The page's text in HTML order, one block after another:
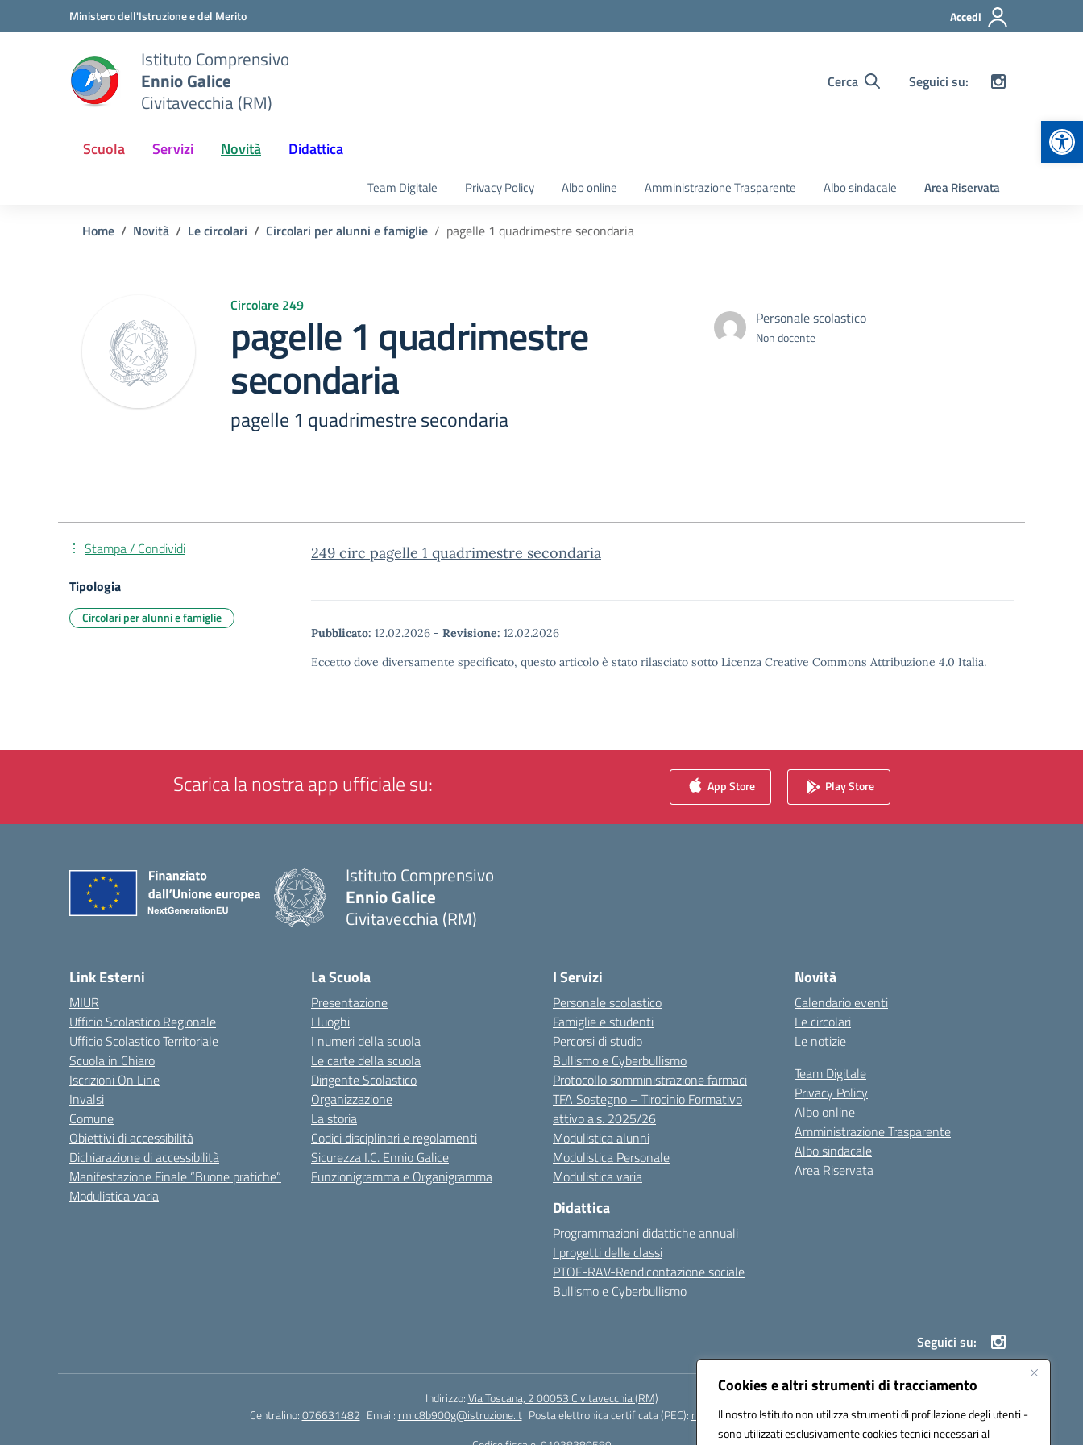
Cookies e altri strumenti di tracciamento
Il nostro Istituto non utilizza strumenti di profilazione degli utenti -
sono utilizzati esclusivamente cookies tecnici necessari al
Vai ai contenuti
Vai al menu di navigazioneMinistero dell'Istruzione e del Merito Accedi
Istituto Comprensivo
Ennio Galice
Civitavecchia (RM)
Cerca Seguici su:
Scuola Servizi Novità Didattica
Team Digitale Privacy Policy Albo online Amministrazione Trasparente Albo sindacale Area Riservata
Home Novità Le circolari Circolari per alunni e famiglie pagelle 1 quadrimestre secondaria
Circolare 249
pagelle 1 quadrimestre
secondaria
pagelle 1 quadrimestre secondaria
Personale scolastico
Non docente
249 circ pagelle 1 quadrimestre secondaria
Pubblicato: 12.02.2026 - Revisione: 12.02.2026
Eccetto dove diversamente specificato, questo articolo è stato rilasciato sotto Licenza Creative Commons Attribuzione 4.0 Italia.
Stampa / Condividi
Tipologia
Circolari per alunni e famiglie
Scarica la nostra app ufficiale su: App Store Play Store
Istituto Comprensivo
Ennio Galice
Civitavecchia (RM)
Link Esterni
MIUR
Ufficio Scolastico Regionale
Ufficio Scolastico Territoriale
Scuola in Chiaro
Iscrizioni On Line
Invalsi
Comune
Obiettivi di accessibilità
Dichiarazione di accessibilità
Manifestazione Finale “Buone pratiche”
Modulistica varia
La Scuola
Presentazione
I luoghi
I numeri della scuola
Le carte della scuola
Dirigente Scolastico
Organizzazione
La storia
Codici disciplinari e regolamenti
Sicurezza I.C. Ennio Galice
Funzionigramma e Organigramma
I Servizi
Personale scolastico
Famiglie e studenti
Percorsi di studio
Bullismo e Cyberbullismo
Protocollo somministrazione farmaci
TFA Sostegno – Tirocinio Formativo
attivo a.s. 2025/26
Modulistica alunni
Modulistica Personale
Modulistica varia
Didattica
Programmazioni didattiche annuali
I progetti delle classi
PTOF-RAV-Rendicontazione sociale
Bullismo e Cyberbullismo
Novità
Calendario eventi
Le circolari
Le notizie
Team Digitale
Privacy Policy
Albo online
Amministrazione Trasparente
Albo sindacale
Area Riservata
Seguici su:
Indirizzo:Via Toscana, 2 00053 Civitavecchia (RM)
Centralino:076631482 Email: rmic8b900g@istruzione.it Posta elettronica certificata (PEC): rmic8b900g@pec.istruzione.it